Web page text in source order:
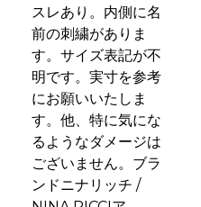
スレあり。内側に名
前の刺繍がありま
す。サイズ表記が不
明です。実寸を参考
にお願いいたしま
す。他、特に気にな
るようなダメージは
ございません。ブラ
ンドニナリッチ /